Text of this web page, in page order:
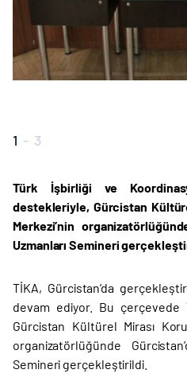
1 - 3
Türk İşbirliği ve
destekleriyle, Gürcistan
Merkezi’nin
Uzmanları Semineri
TİKA, Gürcistan’da
devam ediyor. Bu çerçevede
Gürcistan Kültürel Mirası
organizatörlüğünde
Semineri gerçekleştirildi.